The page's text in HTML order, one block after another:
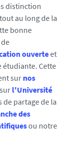
distinction
au long de la
bonne
ouverteet
étudiante. Cette
sur nos
l'Université
partage de la
des
ou notre